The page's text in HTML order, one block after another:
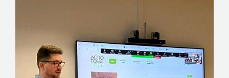
ΠΡΟΪΌΝΤΑ